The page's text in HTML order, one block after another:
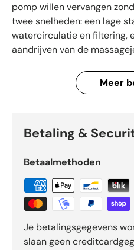
pomp willen vervangen
twee snelheden: een lage
watercirculatie en filtering,
aandrijven van de
aparte circulatiepomp te
één betrouwbare motor.
speed
informatie
Deze Waterway Spa Pomp
toegepast in bestaande
als vervanging wanneer de
de jets. Door de dual
Meer
Betaling &
Betaalmethoden
Je betalingsgegevens
slaan geen